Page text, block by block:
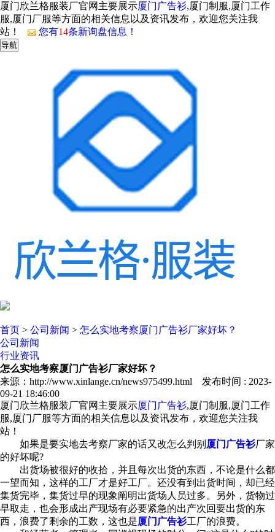
厦门欣兰格服装厂官网主要展示厦门广告衫,厦门制服,厦门工作
服,厦门厂服等方面的相关信息以及资讯发布，欢迎您关注我
站！
您有14条新询盘信息！
导航
首页 > 公司新闻 > 怎么实地考察厦门广告衫厂家好坏？
公司新闻
行业资讯
怎么实地考察厦门广告衫厂家好坏？
来源：http://www.xinlange.cn/news975499.html 发布时间 : 2023-
09-21 18:46:00
厦门欣兰格服装厂官网主要展示厦门广告衫,厦门制服,厦门工作
服,厦门厂服等方面的相关信息以及资讯发布，欢迎您关注我
站！
如果是要实地去考察厂家的话又改怎么判别 厦门广告衫厂家
的好坏呢?
出货场被很好的收拾，并且每次出货的东西，不论是什么都
一望而知，这样的工厂才是好工厂。还没有到出货时间，却已经
集货完毕，集货过早的现象阐明出货场人员过多。另外，货物过
早取走，也会形成出产现场有必要紧急的出产次回要出货的东
西，浪费了剩余的工数，这也是厦门广告衫工厂的浪费。